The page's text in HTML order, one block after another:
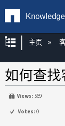
扩展/隐
主页
如何查
Views: 569
Votes: 0